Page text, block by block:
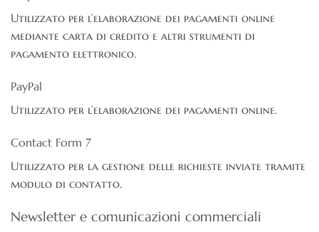
Utilizzato per l’elaborazione dei pagamenti online
mediante carta di credito e altri strumenti di
pagamento elettronico.
PayPal
Utilizzato per l’elaborazione dei pagamenti online.
Contact Form 7
Utilizzato per la gestione delle richieste inviate tramite
modulo di contatto.
Newsletter e comunicazioni commerciali